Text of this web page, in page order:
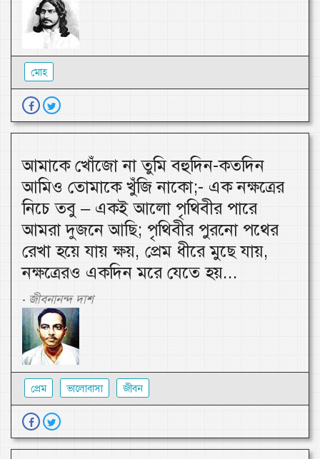
মোহ
আমাকে খোঁজো না তুমি বহুদিন-কতদিন
আমিও তোমাকে খুঁজি নাকো;- এক নক্ষত্রের
নিচে তবু – একই আলো পৃথিবীর পারে
আমরা দুজনে আছি; পৃথিবীর পুরনো পথের
রেখা হয়ে যায় ক্ষয়, প্রেম ধীরে মুছে যায়,
নক্ষত্রেরও একদিন মরে যেতে হয়...
- জীবনানন্দ দাশ
প্রেম ভালোবাসা জীবন